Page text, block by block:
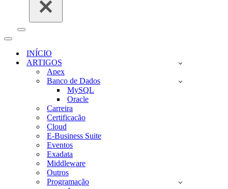
Menu
navegação
Menu
navegaçãoINÍCIO
ARTIGOS
Apex
Banco de Dados
MySQL
Oracle
Carreira
Certificacão
Cloud
E-Business Suite
Eventos
Exadata
Middleware
Outros
Programação